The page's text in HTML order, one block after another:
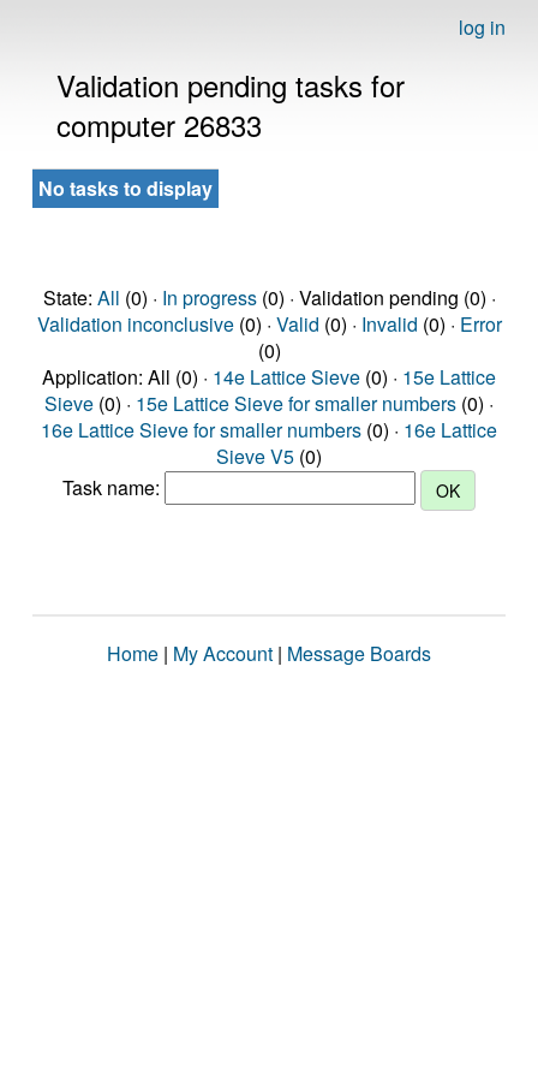
log in
Validation pending tasks for
computer 26833
No tasks to display
State: All (0) · In progress(0) · Validation pending (0) ·
Validation inconclusive(0) · Valid (0) · Invalid (0) · Error
(0)
Application: All (0) · 14e Lattice Sieve (0) · 15e Lattice
Sieve (0) · 15e Lattice Sieve for smaller numbers (0) ·
16e Lattice Sieve for smaller numbers (0) · 16e Lattice
Sieve V5 (0)
Task name:
Home | My Account | Message Boards